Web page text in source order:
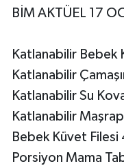
BİM AKTÜEL 17
Katlanabilir Bebek
Katlanabilir
Katlanabilir Su
Katlanabilir
Bebek Küvet
Porsiyon Mama